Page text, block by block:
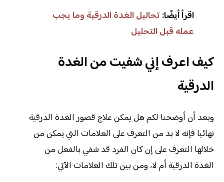
اقرأ أيضًا: تحاليل الغدة الدرقية وما يجب
عمله قبل التحليل
كيف اعرف إني شفيت من الغدة
الدرقية
وبعد أن أوضحنا لكم هل يمكن علاج قصور الغدة الدرقية
نهائيا فإنه لا بد من التعرف على العلامات التي يمكن من
خلالها التعرف على إن كان الفرد قد شفي بالفعل من
الغدة الدرقية أم لا، ومن بين تلك العلامات الآتي: